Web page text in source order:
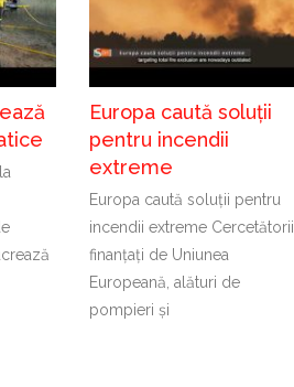
Europa caută soluții
pentru incendii
extreme
Europa caută soluții pentru
incendii extreme Cercetătorii
finanțați de Uniunea
Europeană, alături de
pompieri și